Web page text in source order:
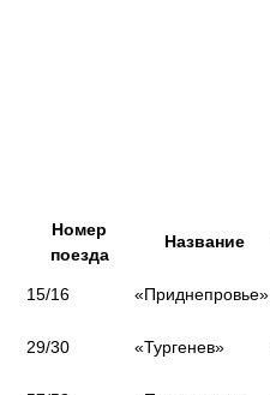
Номер
поезда
Название
15/16 «Приднепровье»
29/30 «Тургенев»